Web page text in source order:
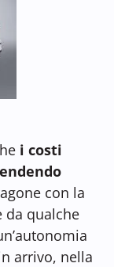
i costi
con la
da qualche
arrivo, nella